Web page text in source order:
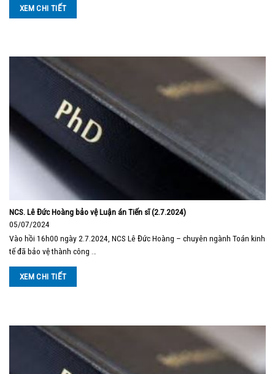
XEM CHI TIẾT
NCS. Lê Đức Hoàng bảo vệ Luận án Tiến sĩ (2.7.2024)
05/07/2024
Vào hồi 16h00 ngày 2.7.2024, NCS Lê Đức Hoàng – chuyên ngành Toán kinh
tế đã bảo vệ thành công …
XEM CHI TIẾT